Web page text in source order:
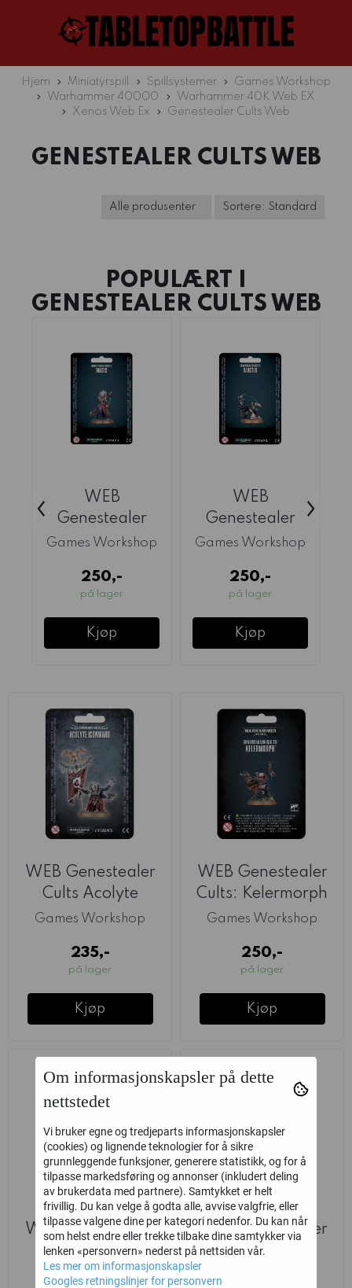
Hjem Miniatyrspill Spillsystemer
Games Workshop
Warhammer 40000
Warhammer 40K Web EX
Xenos Web Ex
Genestealer Cults Web
GENESTEALER CULTS WEB
POPULÆRT I
GENESTEALER CULTS WEB
WEB
Genestealer
Cults: Magus
Games Workshop
250,-
på lager
Kjøp
WEB
Genestealer
Cults: Sanctus
Games Workshop
250,-
på lager
Kjøp
‹ ›
WEB Genestealer
Cults Acolyte
Iconward
Games Workshop
235,-
på lager
Kjøp
WEB Genestealer
Cults: Kelermorph
Games Workshop
250,-
på lager
Kjøp
WEB Genestealer
Cults: Magus
Games Workshop
WEB Genestealer
Cults: Sanctus
Om informasjonskapsler på dette
nettstedet
Vi bruker egne og tredjeparts informasjonskapsler
(cookies) og lignende teknologier for å sikre
grunnleggende funksjoner, generere statistikk, og for å
tilpasse markedsføring og annonser (inkludert deling
av brukerdata med partnere). Samtykket er helt
frivillig. Du kan velge å godta alle, avvise valgfrie, eller
tilpasse valgene dine per kategori nedenfor. Du kan når
som helst endre eller trekke tilbake dine samtykker via
lenken «personvern» nederst på nettsiden vår.
Les mer om informasjonskapsler
Googles retningslinjer for personvern